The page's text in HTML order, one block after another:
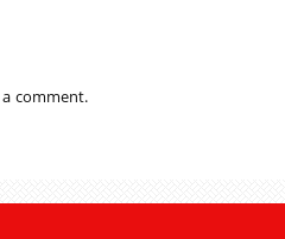
comment.